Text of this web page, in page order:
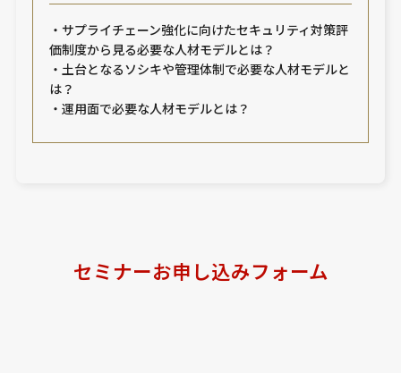
・サプライチェーン強化に向けたセキュリティ対策評
価制度から見る必要な人材モデルとは？
・土台となるソシキや管理体制で必要な人材モデルと
は？
・運用面で必要な人材モデルとは？
セミナーお申し込みフォーム